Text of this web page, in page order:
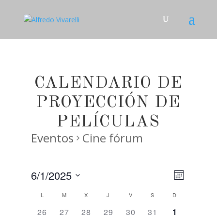
CALENDARIO DE
PROYECCIÓN DE
PELÍCULAS
Eventos Cine fórum
de
vistas
Mes
6/1/2025
fecha.
Calendario
L M X J V S D
0
26
0
27
0
28
0
29
0
30
0
31
0
1